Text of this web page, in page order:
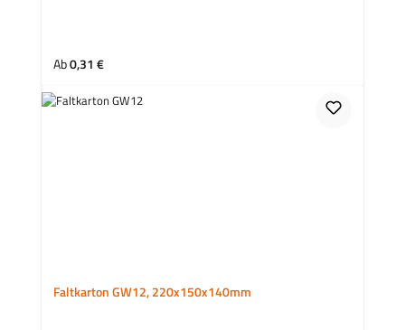
Regulärer Preis:
Ab0,31 €
Faltkarton GW12, 220x150x140mm